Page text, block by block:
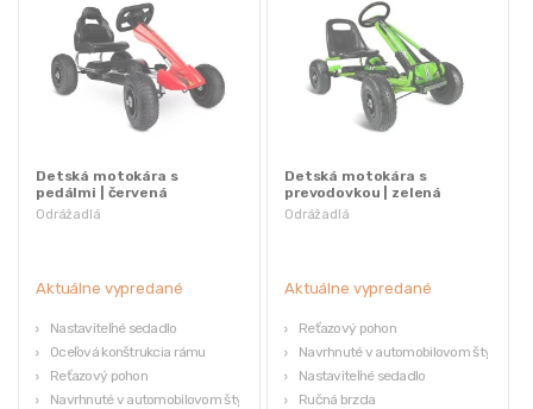
Odrážadlá
Detská motokára s
pedálmi | červená
Aktuálne vypredané
Nastaviteľné sedadlo
Oceľová konštrukcia rámu
Reťazový pohon
Navrhnuté v automobilovom štýle
Odrážadlá
Detská motokára s
prevodovkou | zelená
Aktuálne vypredané
Reťazový pohon
Navrhnuté v automobilovom štýle
Nastaviteľné sedadlo
Ručná brzda